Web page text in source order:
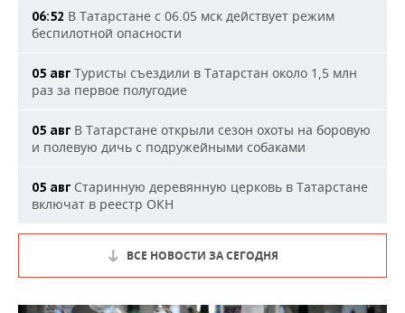
06:52 В Татарстане с 06.05 мск действует режим
беспилотной опасности
05 авг Туристы съездили в Татарстан около 1,5 млн
раз за первое полугодие
05 авг В Татарстане открыли сезон охоты на боровую
и полевую дичь с подружейными собаками
05 авг Старинную деревянную церковь в Татарстане
включат в реестр ОКН
ВСЕ НОВОСТИ ЗА СЕГОДНЯ